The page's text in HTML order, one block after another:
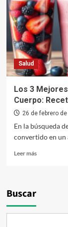
Salud
Los 3
Cuerpo:
26 de febrero
En la búsqueda
convertido en un
Leer másLeer
Batidos
Buscar